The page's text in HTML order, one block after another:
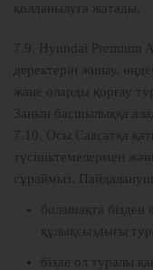
қолданылуға жатады.
7.9. Hyundai Premium
деректерін жинау,
және оларды қорғау
Заңын басшылыққа
7.10. Осы Саясатқа
түсініктемелермен
сұраймыз.
болашақта бізден
құлықсыздығы
бізде ол туралы